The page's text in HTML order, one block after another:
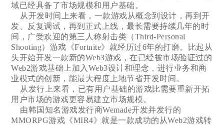
域已经具备了市场规模和用户基础。
从开发时间上来看，一款游戏从概念到设计，再到开
发、反复调试，再到正式上线，最长需要持续几年的时
间，广受欢迎的第三人称射击类（Third-Personal
Shooting）游戏《Fortnite》就经历过6年的打磨。比起从
头开始开发一款新的Web3游戏，在已经被市场验证过的
Web2游戏基础上加入Web3设计和理念，进行业务和商
业模式的创新，能最大程度上地节省开发时间。
从发行上来看，已有用户基础的游戏比需要重新开拓
用户市场的游戏更容易建立市场规模。
由韩国知名游戏发行商Wemade开发并发行的
MMORPG游戏《MIR4》就是一款成功的从Web2游戏转